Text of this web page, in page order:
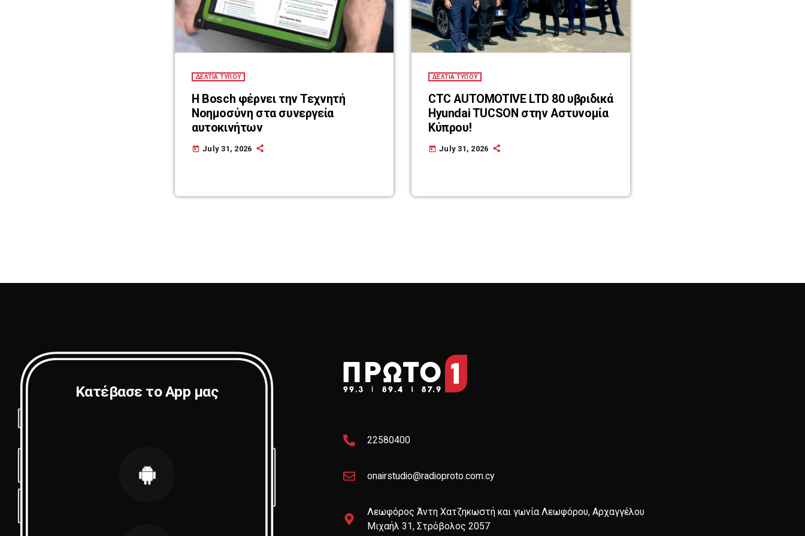
ΔΕΛΤΙΑ ΤΥΠΟΥ
Η Bosch φέρνει την Τεχνητή
Νοημοσύνη στα συνεργεία
αυτοκινήτων
today July 31, 2026
ΔΕΛΤΙΑ ΤΥΠΟΥ
CTC AUTOMOTIVE LTD 80 υβριδικά
Hyundai TUCSON στην Αστυνομία
Κύπρου!
today July 31, 2026
Κατέβασε το App μας
22580400
onairstudio@radioproto.com.cy
Λεωφόρος Άντη Χατζηκωστή και γωνία Λεωφόρου, Αρχαγγέλου
Μιχαήλ 31, Στρόβολος 2057